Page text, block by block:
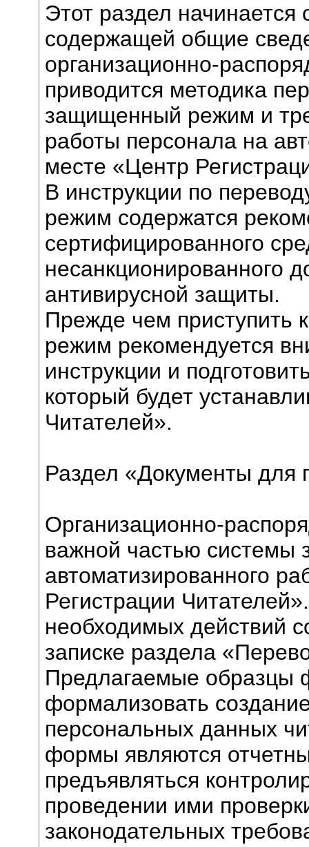
Этот раздел начинается
содержащей общие
организационно-
приводится методика
защищенный режим и
работы персонала на
месте «Центр
В инструкции по
режим содержатся
сертифицированного
несанкционированного
антивирусной защиты.
Прежде чем приступить
режим рекомендуется
инструкции и
который будет
Читателей».
Раздел «Документы для
Организационно-
важной частью системы
автоматизированного
Регистрации
необходимых действий
записке раздела
Предлагаемые образцы
формализовать
персональных данных
формы являются
предъявляться
проведении ими
законодательных